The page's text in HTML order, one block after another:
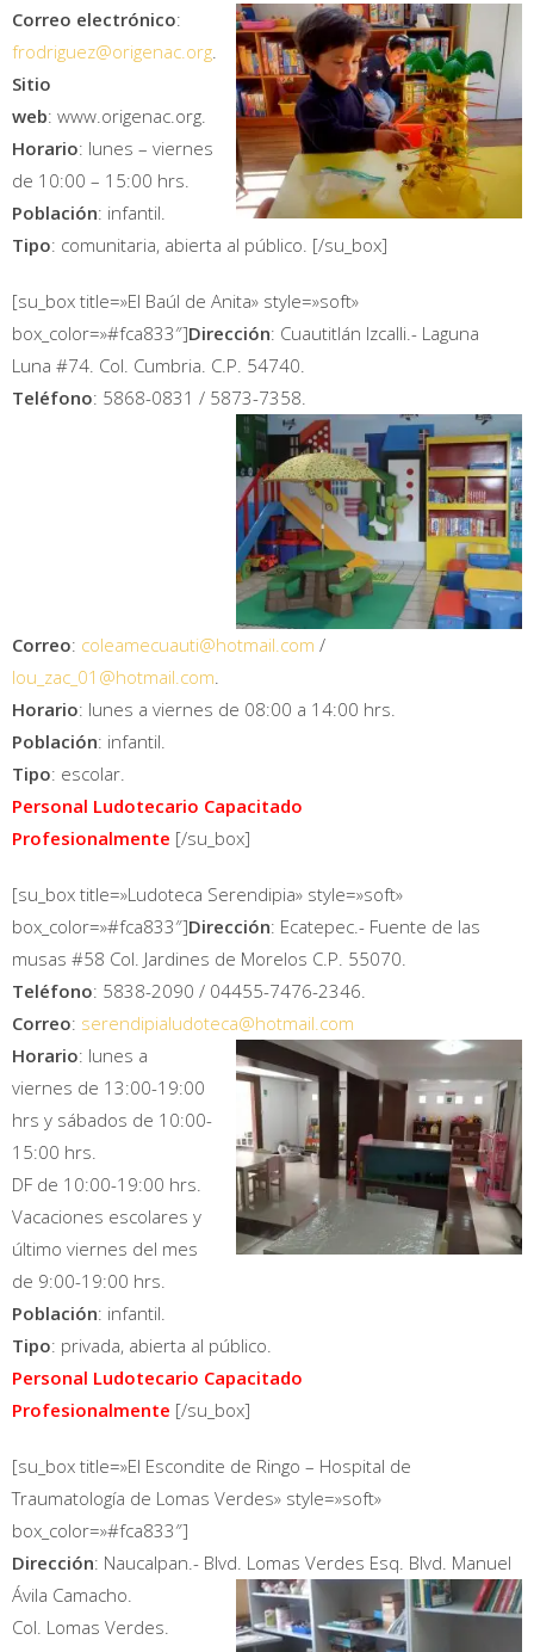
Correo electrónico:
frodriguez@origenac.org.
Sitio
web: www.origenac.org.
Horario: lunes – viernes
de 10:00 – 15:00 hrs.
Población: infantil.
Tipo: comunitaria, abierta al público. [/su_box]
[su_box title=»El Baúl de Anita» style=»soft»
box_color=»#fca833″]Dirección: Cuautitlán Izcalli.- Laguna
Luna #74. Col. Cumbria. C.P. 54740.
Teléfono: 5868-0831 / 5873-7358.
Correo: coleamecuauti@hotmail.com /
lou_zac_01@hotmail.com.
Horario: lunes a viernes de 08:00 a 14:00 hrs.
Población: infantil.
Tipo: escolar.
Personal Ludotecario Capacitado
Profesionalmente [/su_box]
[su_box title=»Ludoteca Serendipia» style=»soft»
box_color=»#fca833″]Dirección: Ecatepec.- Fuente de las
musas #58 Col. Jardines de Morelos C.P. 55070.
Teléfono: 5838-2090 / 04455-7476-2346.
Correo: serendipialudoteca@hotmail.com
Horario: lunes a
viernes de 13:00-19:00
hrs y sábados de 10:00-
15:00 hrs.
DF de 10:00-19:00 hrs.
Vacaciones escolares y
último viernes del mes
de 9:00-19:00 hrs.
Población: infantil.
Tipo: privada, abierta al público.
Personal Ludotecario Capacitado
Profesionalmente [/su_box]
[su_box title=»El Escondite de Ringo – Hospital de
Traumatología de Lomas Verdes» style=»soft»
box_color=»#fca833″]
Dirección: Naucalpan.- Blvd. Lomas Verdes Esq. Blvd. Manuel
Ávila Camacho.
Col. Lomas Verdes.